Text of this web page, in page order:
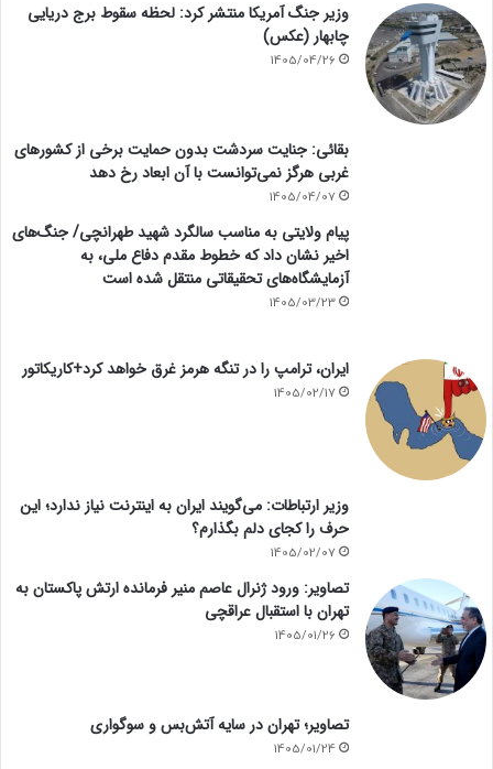
وزیر جنگ آمریکا منتشر کرد: لحظه سقوط برج دریایی
چابهار (عکس)
1405/04/26
بقائی: جنایت سردشت بدون حمایت برخی از کشورهای
غربی هرگز نمی‌توانست با آن ابعاد رخ دهد
1405/04/07
پیام ولایتی به مناسب سالگرد شهید طهرانچی/ جنگ‌های
اخیر نشان داد که خطوط مقدم دفاع ملی، به
آزمایشگاه‌های تحقیقاتی منتقل شده است
1405/03/23
ایران، ترامپ را در تنگه هرمز غرق خواهد کرد+کاریکاتور
1405/02/17
وزیر ارتباطات: می‌گویند ایران به اینترنت نیاز ندارد؛ این
حرف را کجای دلم بگذارم؟
1405/02/07
تصاویر: ورود ژنرال عاصم منیر فرمانده ارتش پاکستان به
تهران با استقبال عراقچی
1405/01/26
تصاویر؛ تهران در سایه آتش‌بس و سوگواری
1405/01/24